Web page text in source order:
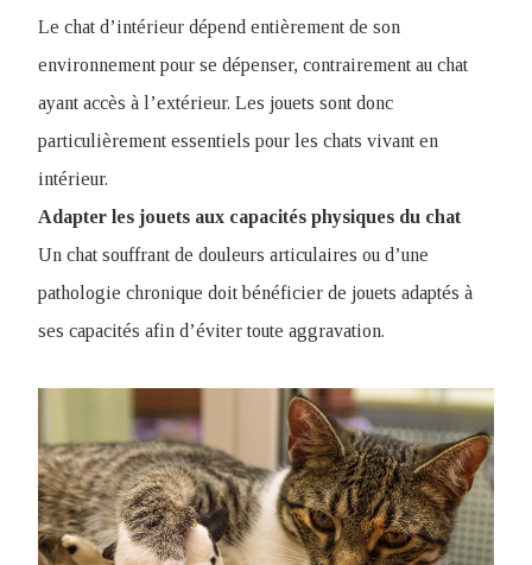
Le chat d’intérieur dépend entièrement de son
environnement pour se dépenser, contrairement au chat
ayant accès à l’extérieur. Les jouets sont donc
particulièrement essentiels pour les chats vivant en
intérieur.
Adapter les jouets aux capacités physiques du chat
Un chat souffrant de douleurs articulaires ou d’une
pathologie chronique doit bénéficier de jouets adaptés à
ses capacités afin d’éviter toute aggravation.